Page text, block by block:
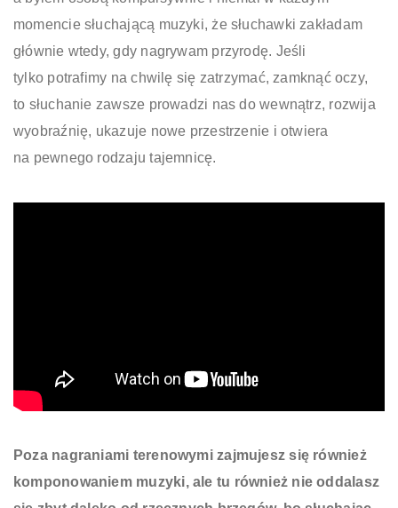
momencie słuchającą muzyki, że słuchawki zakładam
głównie wtedy, gdy nagrywam przyrodę. Jeśli
tylko potrafimy na chwilę się zatrzymać, zamknąć oczy,
to słuchanie zawsze prowadzi nas do wewnątrz, rozwija
wyobraźnię, ukazuje nowe przestrzenie i otwiera
na pewnego rodzaju tajemnicę.
Poza nagraniami terenowymi zajmujesz się również
komponowaniem muzyki, ale tu również nie oddalasz